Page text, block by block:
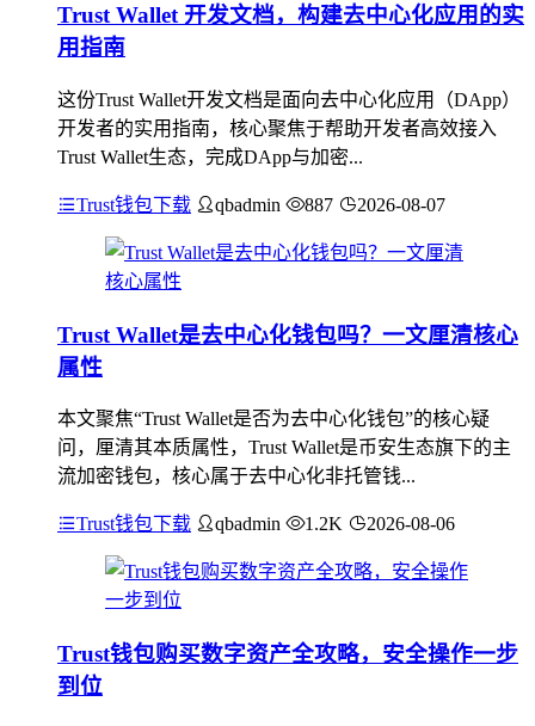
Trust Wallet 开发文档，构建去中心化应用的实
用指南
这份Trust Wallet开发文档是面向去中心化应用（DApp）
开发者的实用指南，核心聚焦于帮助开发者高效接入
Trust Wallet生态，完成DApp与加密...
Trust钱包下载 qbadmin 887 2026-08-07
Trust Wallet是去中心化钱包吗？一文厘清核心
属性
本文聚焦“Trust Wallet是否为去中心化钱包”的核心疑
问，厘清其本质属性，Trust Wallet是币安生态旗下的主
流加密钱包，核心属于去中心化非托管钱...
Trust钱包下载 qbadmin 1.2K 2026-08-06
Trust钱包购买数字资产全攻略，安全操作一步
到位